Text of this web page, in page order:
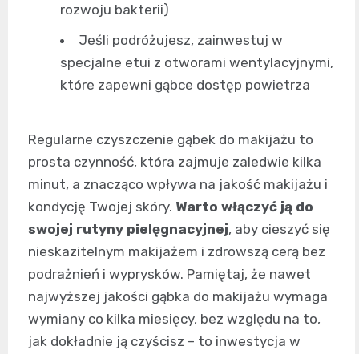
rozwoju bakterii)
Jeśli podróżujesz, zainwestuj w
specjalne etui z otworami wentylacyjnymi,
które zapewni gąbce dostęp powietrza
Regularne czyszczenie gąbek do makijażu to
prosta czynność, która zajmuje zaledwie kilka
minut, a znacząco wpływa na jakość makijażu i
kondycję Twojej skóry. Warto włączyć ją do
swojej rutyny pielęgnacyjnej, aby cieszyć się
nieskazitelnym makijażem i zdrowszą cerą bez
podrażnień i wyprysków. Pamiętaj, że nawet
najwyższej jakości gąbka do makijażu wymaga
wymiany co kilka miesięcy, bez względu na to,
jak dokładnie ją czyścisz – to inwestycja w